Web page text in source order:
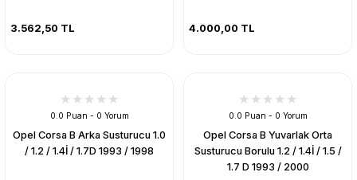
3.562,50 TL 4.000,00 TL
0.0 Puan - 0 Yorum
Opel Corsa B Arka Susturucu 1.0
/ 1.2 / 1.4İ / 1.7D 1993 / 1998
0.0 Puan - 0 Yorum
Opel Corsa B Yuvarlak Orta
Susturucu Borulu 1.2 / 1.4İ / 1.5 /
1.7 D 1993 / 2000